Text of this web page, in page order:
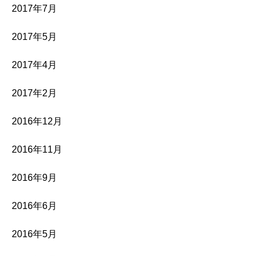
2017年7月
2017年5月
2017年4月
2017年2月
2016年12月
2016年11月
2016年9月
2016年6月
2016年5月